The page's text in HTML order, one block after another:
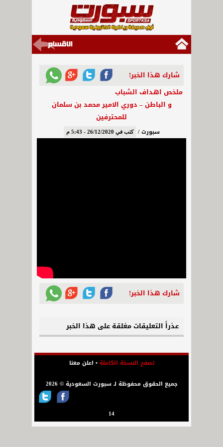
شارك هذا الخبر!
ملخص اهداف الشباب
و الباطن – دوري الامير محمد بن سلمان
للمحترفين
سبورت / كتب في 26/12/2020 - 5:43 م
شارك هذا الخبر!
عذراً التعليقات مغلقة على هذا الخبر
تصفح النسخة الكاملة• اعلن معنا
جميع الحقوق محفوظة لـ سبورت السعودية © 2026
14